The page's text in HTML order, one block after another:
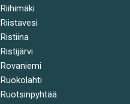
Riihimäki
Riistavesi
Ristiina
Ristijärvi
Rovaniemi
Ruokolahti
Ruotsinpyhtää